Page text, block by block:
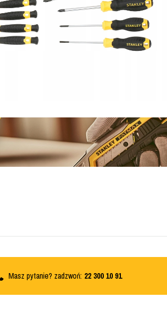
Masz pytanie? zadzwoń: 22 300 10 91